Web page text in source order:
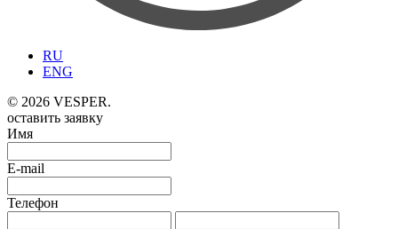
RU
ENG
© 2026 VESPER.
оставить заявку
Имя
E-mail
Телефон